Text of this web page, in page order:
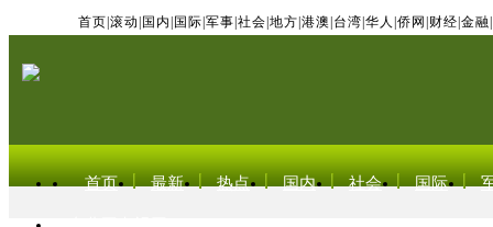
首页 滚动 国内 国际 军事 社会 地方 港澳 台湾 华人 侨网 财经 金融
首页 最新 热点 国内 社会 国际